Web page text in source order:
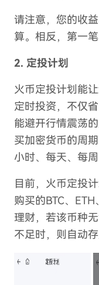
请注意，您的收
算。相反，第一
2. 定投计划
火币定投计划能
定时投资，不仅
能避开行情震荡
买加密货币的周
小时、每天、每周
目前，火币定投
购买的BTC、
理财，若该币种
不足时，则自动存